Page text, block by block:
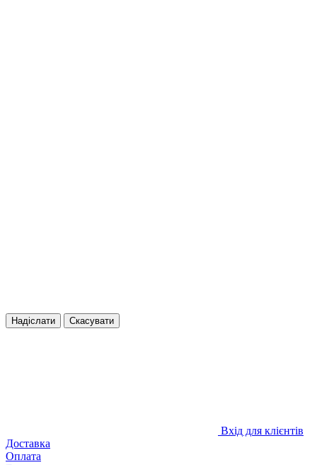
Надіслати Скасувати
Вхід для клієнтів
Доставка
Оплата